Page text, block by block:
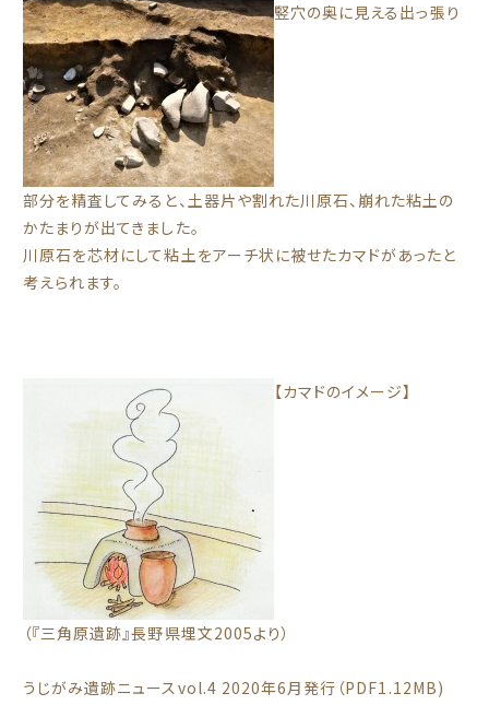
竪穴の奥に見える出っ張り
部分を精査してみると、土器片や割れた川原石、崩れた粘土の
かたまりが出てきました。
川原石を芯材にして粘土をアーチ状に被せたカマドがあったと
考えられます。
【カマドのイメージ】
（『三角原遺跡』長野県埋文2005より）
うじがみ遺跡ニュースvol.4 2020年6月発行（PDF1.12MB)